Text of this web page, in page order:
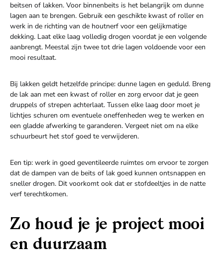
beitsen of lakken. Voor binnenbeits is het belangrijk om dunne
lagen aan te brengen. Gebruik een geschikte kwast of roller en
werk in de richting van de houtnerf voor een gelijkmatige
dekking. Laat elke laag volledig drogen voordat je een volgende
aanbrengt. Meestal zijn twee tot drie lagen voldoende voor een
mooi resultaat.
Bij lakken geldt hetzelfde principe: dunne lagen en geduld. Breng
de lak aan met een kwast of roller en zorg ervoor dat je geen
druppels of strepen achterlaat. Tussen elke laag door moet je
lichtjes schuren om eventuele oneffenheden weg te werken en
een gladde afwerking te garanderen. Vergeet niet om na elke
schuurbeurt het stof goed te verwijderen.
Een tip: werk in goed geventileerde ruimtes om ervoor te zorgen
dat de dampen van de beits of lak goed kunnen ontsnappen en
sneller drogen. Dit voorkomt ook dat er stofdeeltjes in de natte
verf terechtkomen.
Zo houd je je project mooi
en duurzaam